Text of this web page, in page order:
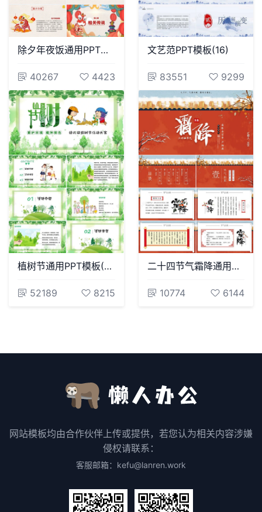
除夕年夜饭通用PPT模板(10)
40267 4423
文艺范PPT模板(16)
83551 9299
植树节通用PPT模板(81)
52189 8215
二十四节气霜降通用PPT模板(5)
10774 6144
网站模板均由合作伙伴上传或提供，若您认为相关内容涉嫌
侵权请联系：
客服邮箱：kefu@lanren.work